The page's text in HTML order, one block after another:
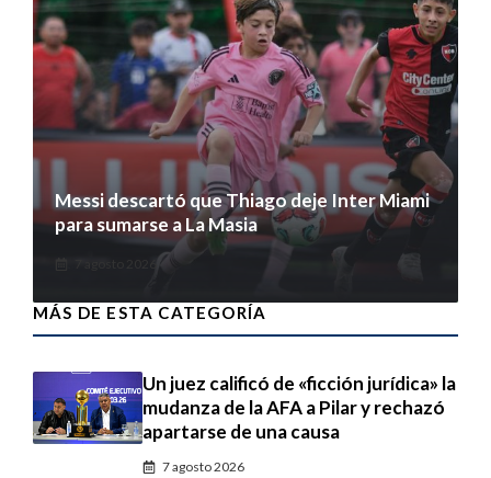
Messi descartó que Thiago deje Inter Miami
para sumarse a La Masia
MÁS DE ESTA CATEGORÍA
Un juez calificó de «ficción jurídica» la
mudanza de la AFA a Pilar y rechazó
apartarse de una causa
7 agosto 2026